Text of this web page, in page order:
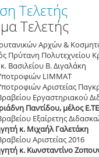
Τελετής
Τελετής
Αρχών &
Πρύτανη Πολυτεχνείου
Βασιλείου Β. Διγαλάκη
LIMMAT
Αριστείας
Εργαστηριακού
Παντίδου, μέλος
Εξαίρετης
κ. Μιχαήλ Γαλετάκη
Αριστείας 2016
κ. Κωνσταντίνο